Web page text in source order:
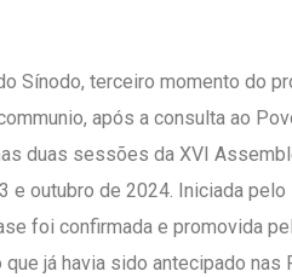
Sínodo, terceiro momento do
após a consulta ao
duas sessões da XVI
e outubro de 2024. Iniciada pelo
foi confirmada e promovida
já havia sido antecipado nas